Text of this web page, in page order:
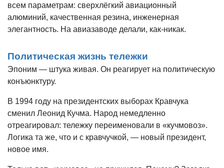
всем параметрам: сверхлёгкий авиационный
алюминий, качественная резина, инженерная
элегантность. На авиазаводе делали, как-никак.
Политическая жизнь тележки
Эпоним — штука живая. Он реагирует на политическую
конъюнктуру.
В 1994 году на президентских выборах Кравчука
сменил Леонид Кучма. Народ немедленно
отреагировал: тележку переименовали в «кучмовоз».
Логика та же, что и с кравчучкой, — новый президент,
новое имя.